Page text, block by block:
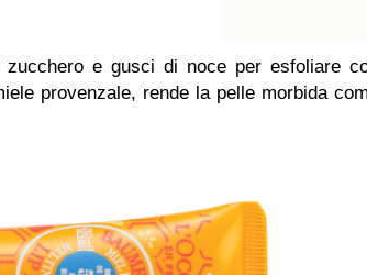
e gusci di noce per esfoliare
provenzale, rende la pelle morbida